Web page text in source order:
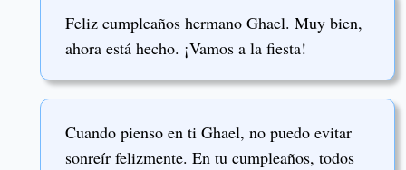
Feliz cumpleaños hermano Ghael. Muy bien,
ahora está hecho. ¡Vamos a la fiesta!
Cuando pienso en ti Ghael, no puedo evitar
sonreír felizmente. En tu cumpleaños, todos